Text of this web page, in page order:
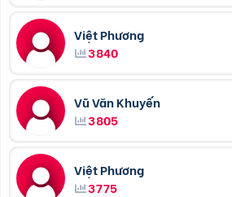
Việt Phương
3840
Vũ Văn Khuyến
3805
Việt Phương
3775